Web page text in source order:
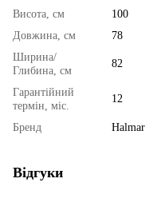
Висота, см
100
Довжина, см
78
Ширина/
Глибина, см
82
Гарантійний
термін, міс.
12
Бренд Halmar
Відгуки